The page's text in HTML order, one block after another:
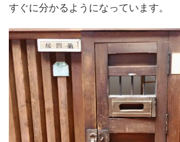
すぐに分かるようになっています。